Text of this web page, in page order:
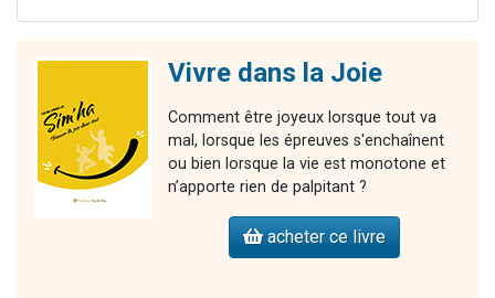
Vivre dans la Joie
Comment être joyeux lorsque tout va
mal, lorsque les épreuves s'enchaînent
ou bien lorsque la vie est monotone et
n’apporte rien de palpitant ?
acheter ce livre